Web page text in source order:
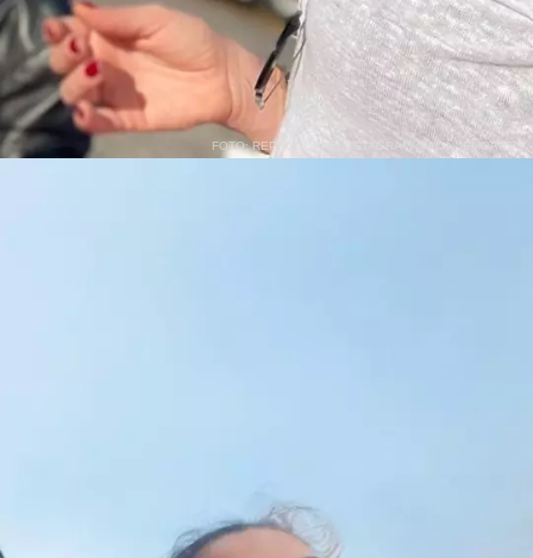
FOTO: REPRODUÇÃO/INSTAGRAM/@ALINNEMORAES